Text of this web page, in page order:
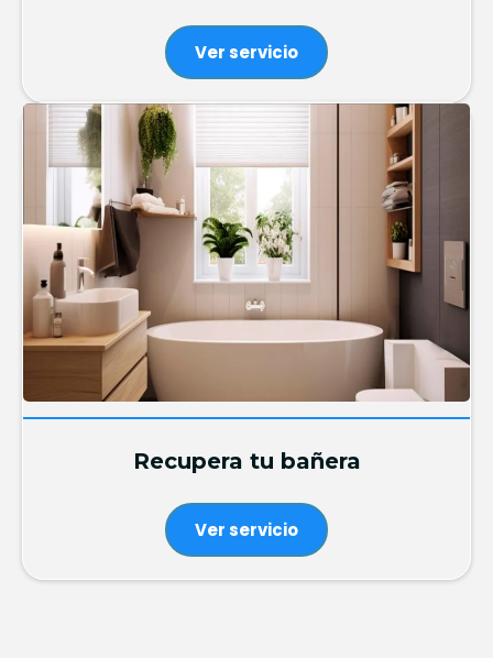
Ver servicio
Recupera tu bañera
Ver servicio